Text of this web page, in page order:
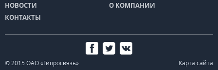
НОВОСТИ
О КОМПАНИИ
КОНТАКТЫ
© 2015 ОАО «Гипросвязь» Карта сайта